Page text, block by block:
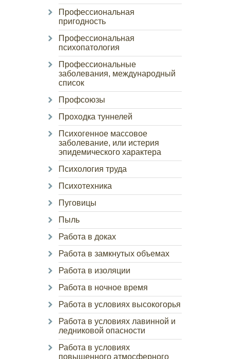
Профессиональная
пригодность
Профессиональная
психопатология
Профессиональные
заболевания, международный
список
Профсоюзы
Проходка туннелей
Психогенное массовое
заболевание, или истерия
эпидемического характера
Психология труда
Психотехника
Пуговицы
Пыль
Работа в доках
Работа в замкнутых объемах
Работа в изоляции
Работа в ночное время
Работа в условиях высокогорья
Работа в условиях лавинной и
ледниковой опасности
Работа в условиях
повышенного атмосферного